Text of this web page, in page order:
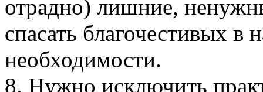
отрадно) лишние,
спасать благочестивых
необходимости.
8. Нужно исключить